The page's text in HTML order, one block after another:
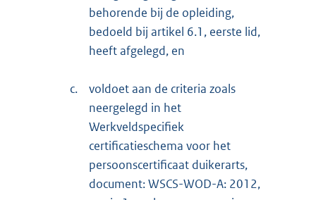
behorende bij de opleiding,
bedoeld bij artikel 6.1, eerste lid,
heeft afgelegd, en
c.
voldoet aan de criteria zoals
neergelegd in het
Werkveldspecifiek
certificatieschema voor het
persoonscertificaat duikerarts,
document: WSCS-WOD-A: 2012,